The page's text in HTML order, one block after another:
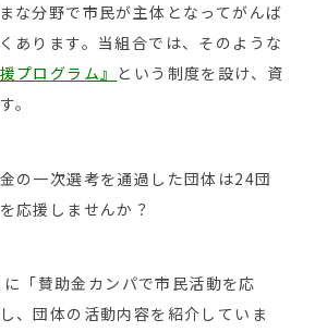
な分野で市民が主体となってがんば
あります。当組合では、そのような
プログラム』 という制度を設け、資
。
の一次選考を通過した団体は24団
応援しませんか？
「賛助金カンパで市民活動を応
、団体の活動内容を紹介していま